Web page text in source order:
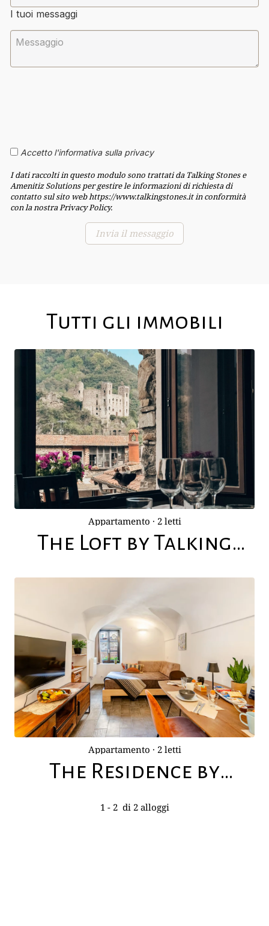
I tuoi messaggi
Accetto l'informativa sulla privacy
I dati raccolti in questo modulo sono trattati da Talking Stones e
Amenitiz Solutions per gestire le informazioni di richiesta di
contatto sul sito web https://www.talkingstones.it in conformità
con la nostra Privacy Policy.
Tutti gli immobili
Appartamento · 2 letti
The Loft by Talking
Appartamento · 2 letti
The Residence by
Talking Stones
1 - 2 di 2 alloggi